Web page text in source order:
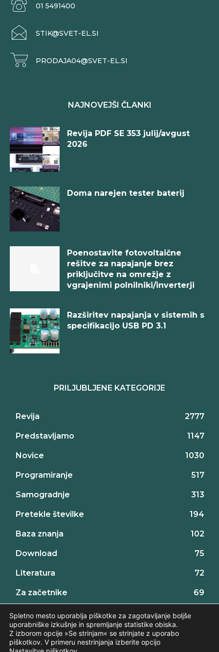
01 5491400
STIK@SVET-EL.SI
PRODAJA04@SVET-EL.SI
NAJNOVEJŠI ČLANKI
Revija PDF SE 353 julij/avgust
2026
Doma narejen tester baterij
Poenostavite fotovoltaične
rešitve za napajanje brez
priključitve na omrežje z
vgrajenimi polnilniki/inverterji
Razširitev napajanja v sistemih s
specifikacijo USB PD 3.1
PRILJUBLJENE KATEGORIJE
Revija 2777
Predstavljamo 1147
Novice 1030
Programiranje 517
Samogradnje 313
Pretekle številke 194
Baza znanja 102
Download 75
Literatura 72
Za začetnike 69
Projekti za začetnike
Spletno mesto uporablja piškotke za zagotavljanje boljše
uporabniške izkušnje in spremljanje statistike obiska.
Z izborom opcije »Se strinjam« se strinjate z uporabo
piškotkov. V primeru nestrinjanja izberite opcijo